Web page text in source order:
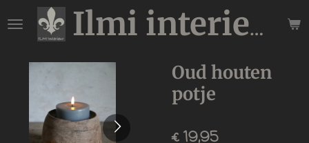
direct
Ilmi interieur
Oud houten
potje
€ 19,95